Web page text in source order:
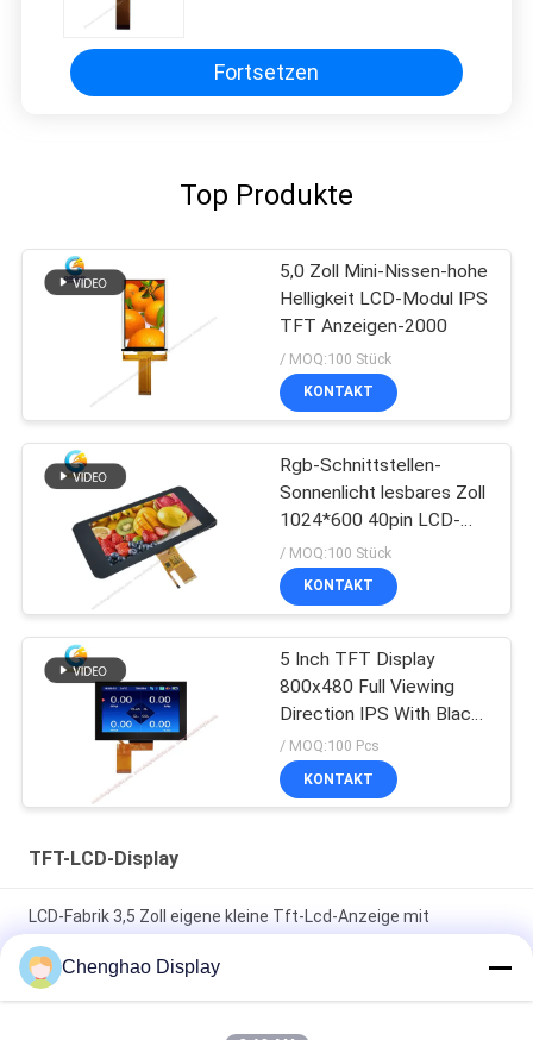
Fortsetzen
Top Produkte
5,0 Zoll Mini-Nissen-hohe
Helligkeit LCD-Modul IPS
TFT Anzeigen-2000
/ MOQ:100 Stück
KONTAKT
Rgb-Schnittstellen-
Sonnenlicht lesbares Zoll
1024*600 40pin LCD-
Anzeigen-7、
/ MOQ:100 Stück
KONTAKT
5 Inch TFT Display
800x480 Full Viewing
Direction IPS With Black
Glass Cover
/ MOQ:100 Pcs
KONTAKT
TFT-LCD-Display
LCD-Fabrik 3,5 Zoll eigene kleine Tft-Lcd-Anzeige mit
Kapazitäts-Touch
7 In 50 Pin 250cd/m2 800x480 Rgb Tft Lcd Monitor
Chenghao Display